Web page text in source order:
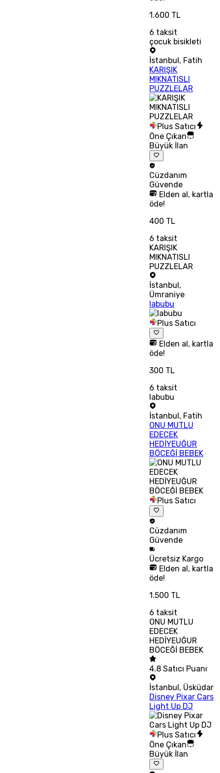
1.600 TL
6 taksit
çocuk bisikleti
İstanbul, Fatih
KARIŞIK
MIKNATISLI
PUZZLELAR
Plus Satıcı
Öne Çıkan
Büyük İlan
Cüzdanım
Güvende
Elden al, kartla
öde!
400 TL
6 taksit
KARIŞIK
MIKNATISLI
PUZZLELAR
İstanbul,
Ümraniye
labubu
Plus Satıcı
Elden al, kartla
öde!
300 TL
6 taksit
labubu
İstanbul , Fatih
ONU MUTLU
EDECEK
HEDİYEUĞUR
BÖCEĞİ BEBEK
Plus Satıcı
Cüzdanım
Güvende
Ücretsiz Kargo
Elden al, kartla
öde!
1.500 TL
6 taksit
ONU MUTLU
EDECEK
HEDİYEUĞUR
BÖCEĞİ BEBEK
4.8 Satıcı Puanı
İstanbul, Üsküdar
Disney Pixar Cars
Light Up DJ
Plus Satıcı
Öne Çıkan
Büyük İlan